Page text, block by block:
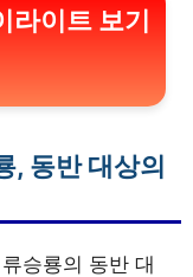
라이트 보기
, 동반 대상의
승룡의 동반 대